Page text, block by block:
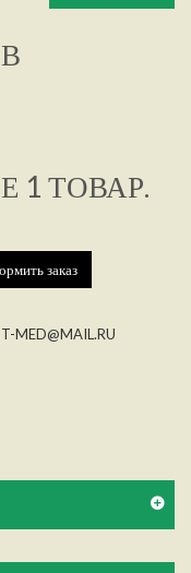
1 ТОВАР.
заказ
MED@MAIL.RU